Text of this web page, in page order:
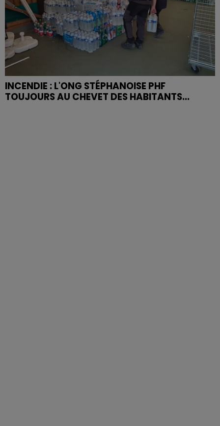
INCENDIE : L'ONG STÉPHANOISE PHF
TOUJOURS AU CHEVET DES HABITANTS...